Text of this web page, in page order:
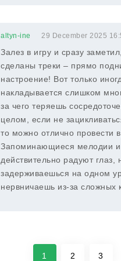
altyn-ine 29 December 2025
Залез в игру и сразу
сделаны треки – прямо
настроение! Вот только
накладывается слишком
за чего теряешь
целом, если не
то можно отлично провести
Запоминающиеся мелодии и
действительно радуют глаз,
задерживаешься на одном
нервничаешь из-за сложных
1 2 3